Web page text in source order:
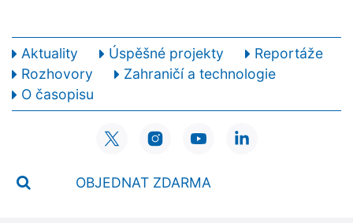
Aktuality Úspěšné projekty
Reportáže
Rozhovory
Zahraničí a technologie
O časopisu
OBJEDNAT ZDARMA